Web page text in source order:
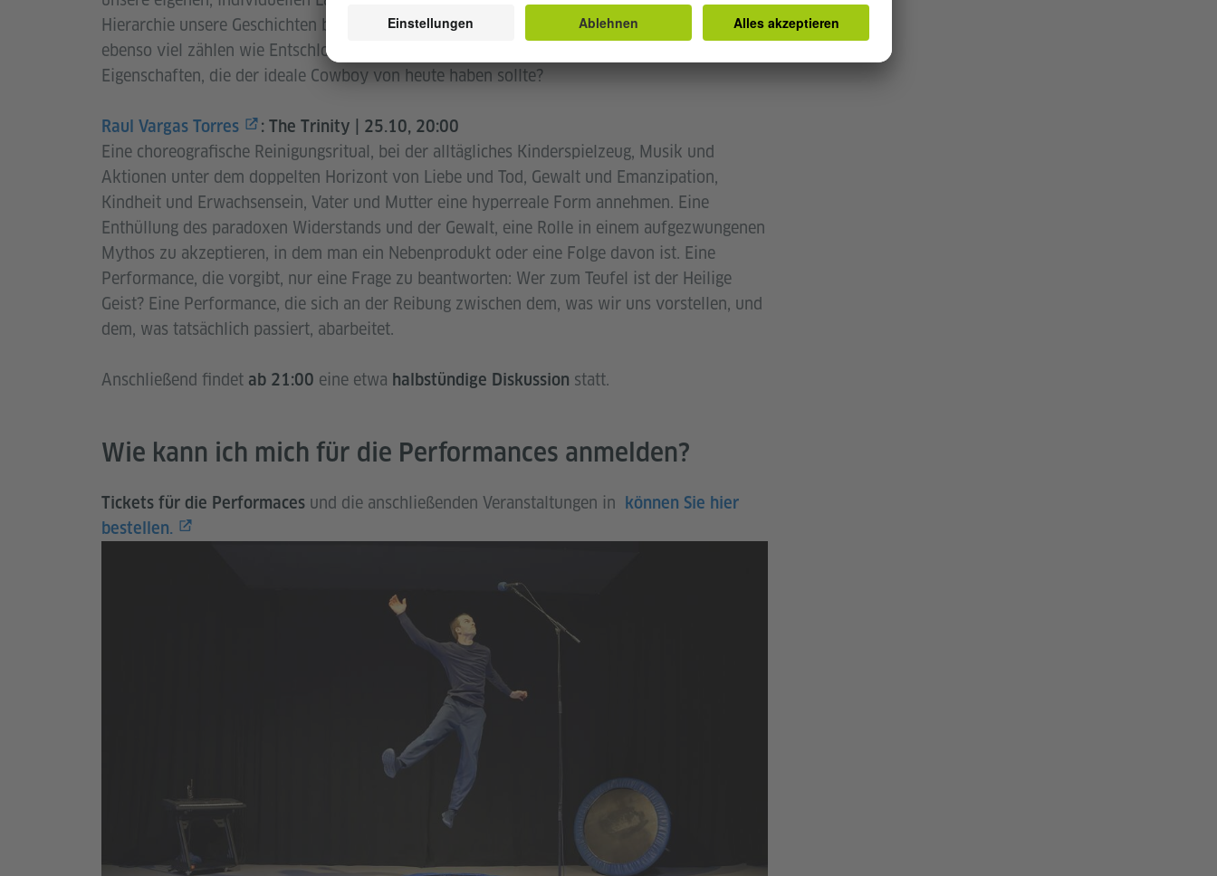
Hierarchie unsere Geschichten beherrscht und wo Sanftmut, Ungewissheit und Zweifel
ebenso viel zählen wie Entschlossenheit, Stärke und Furchtlosigkeit. Was sind die
Eigenschaften, die der ideale Cowboy von heute haben sollte?
Raul Vargas Torres : The Trinity | 25.10, 20:00
Eine choreografische Reinigungsritual, bei der alltägliches Kinderspielzeug, Musik und
Aktionen unter dem doppelten Horizont von Liebe und Tod, Gewalt und Emanzipation,
Kindheit und Erwachsensein, Vater und Mutter eine hyperreale Form annehmen. Eine
Enthüllung des paradoxen Widerstands und der Gewalt, eine Rolle in einem aufgezwungenen
Mythos zu akzeptieren, in dem man ein Nebenprodukt oder eine Folge davon ist. Eine
Performance, die vorgibt, nur eine Frage zu beantworten: Wer zum Teufel ist der Heilige
Geist? Eine Performance, die sich an der Reibung zwischen dem, was wir uns vorstellen, und
dem, was tatsächlich passiert, abarbeitet.
Anschließend findet ab 21:00 eine etwa halbstündige Diskussion statt.
Wie kann ich mich für die Performances anmelden?
Tickets für die Performaces und die anschließenden Veranstaltungen in
können Sie hier
bestellen.